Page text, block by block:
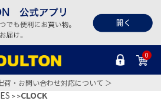
0
荷・お問い合わせ対応について ＞
>CLOCK